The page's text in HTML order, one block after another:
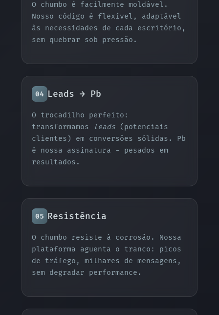
O chumbo é facilmente moldável.
Nosso código é flexível, adaptável
às necessidades de cada escritório,
sem quebrar sob pressão.
04 Leads → Pb
O trocadilho perfeito:
transformamos
leads (potenciais
clientes) em conversões sólidas. Pb
é nossa assinatura - pesados em
resultados.
05 Resistência
O chumbo resiste à corrosão. Nossa
plataforma aguenta o tranco: picos
de tráfego, milhares de mensagens,
sem degradar performance.